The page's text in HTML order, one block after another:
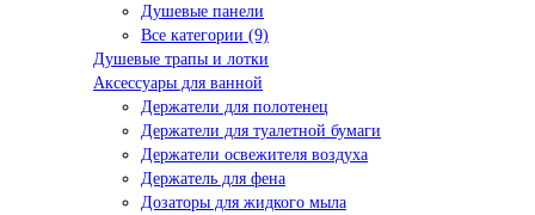
Душевые панели
Все категории (9)
Душевые трапы и лотки
Аксессуары для ванной
Держатели для полотенец
Держатели для туалетной бумаги
Держатели освежителя воздуха
Держатель для фена
Дозаторы для жидкого мыла